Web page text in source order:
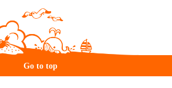
Go to top